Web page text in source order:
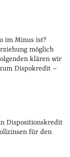
im Minus ist?
möglich
klären wir
Dispokredit –
Dispositionskredit
für den